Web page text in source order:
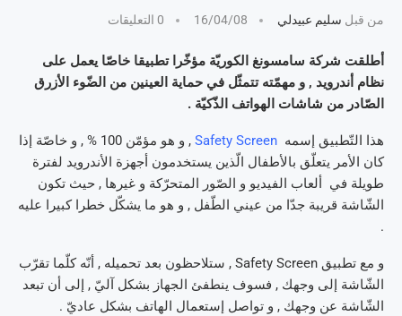
من قبل سليم عبيدلي 16/04/08 0 التعليقات
أطلقت شركة سامسونغ الكوريّة مؤخّرا تطبيقا خاصّا يعمل على
نظام أندرويد , و مهمّته تتمثّل في حماية العينين من الضّوء الأزرق
الصّادر من شاشات الهواتف الذّكيّة .
هذا التّطبيق إسمه Safety Screen
, و هو مؤمّن 100 % , و خاصّة إذا
كان الأمر يتعلّق بالأطفال الّذين يستخدمون أجهزة الأندرويد لفترة
طويلة في ألعاب الفيديو و الصّور المتحرّكة و غيرها , حيث تكون
الشّاشة قريبة جدّا من عيني الطّفل , و هو ما يشكّل خطرا كبيرا عليه
.
و مع تطبيق Safety Screen , ستلاحظون بعد تحميله , أنّه كلّما تقرّب
الشّاشة إلى وجهك , فسوف ينطفئ الجهاز بشكل آليّ , إلى أن تبعد
الشّاشة عن وجهك , و تواصل إستعمال الهاتف بشكل عاديّ .